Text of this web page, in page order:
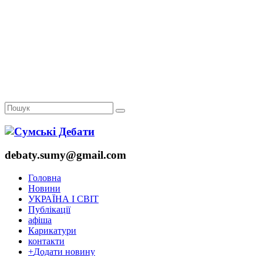
debaty.sumy@gmail.com
Головна
Новини
УКРАЇНА І СВІТ
Публікації
афіша
Карикатури
контакти
+Додати новину